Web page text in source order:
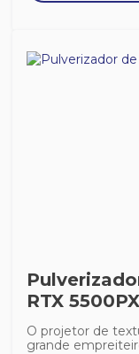
RTX 5500PX
O projetor de
grande